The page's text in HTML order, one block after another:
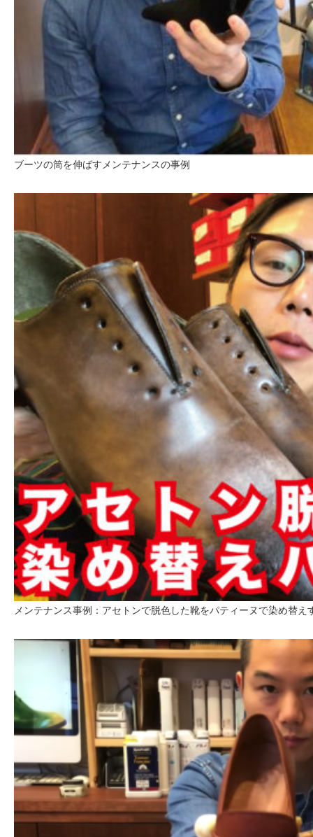
ブーツの筒を伸ばすメンテナンスの事例
メンテナンス事例：アセトンで脱色した靴をパティーヌで染め替え